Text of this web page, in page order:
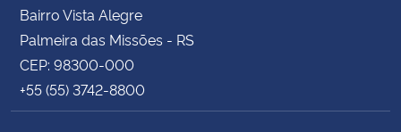
Bairro Vista Alegre
Palmeira das Missões - RS
CEP: 98300-000
+55 (55) 3742-8800